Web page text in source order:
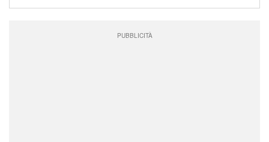
PUBBLICITÀ